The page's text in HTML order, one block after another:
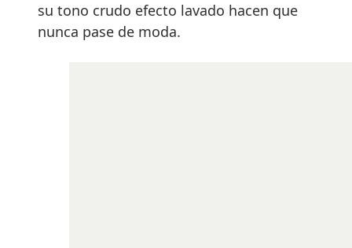
su tono crudo efecto lavado hacen que
nunca pase de moda.